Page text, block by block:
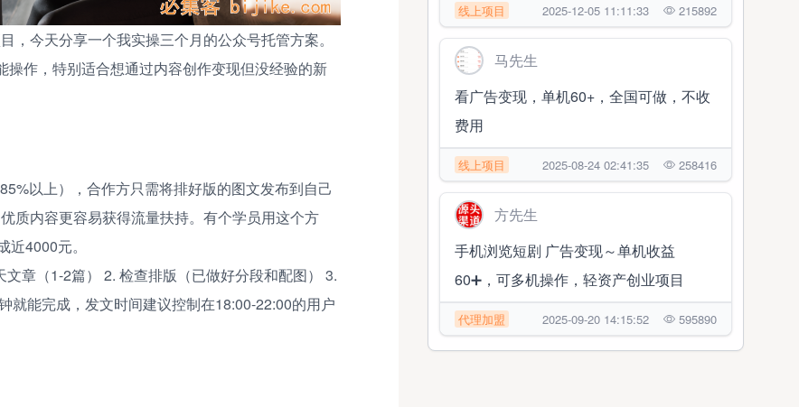
，今天分享一个我实操三个月的公众号托管方案。
作，特别适合想通过内容创作变现但没经验的新
以上），合作方只需将排好版的图文发布到自己
质内容更容易获得流量扶持。有个学员用这个方
4000元。
章（1-2篇） 2. 检查排版（已做好分段和配图） 3.
就能完成，发文时间建议控制在18:00-22:00的用户
线上项目 2025-12-05 11:11:33 215892
马先生
看广告变现，单机60+，全国可做，不收
费用
线上项目 2025-08-24 02:41:35 258416
方先生
手机浏览短剧 广告变现～单机收益
60➕，可多机操作，轻资产创业项目
代理加盟 2025-09-20 14:15:52 595890